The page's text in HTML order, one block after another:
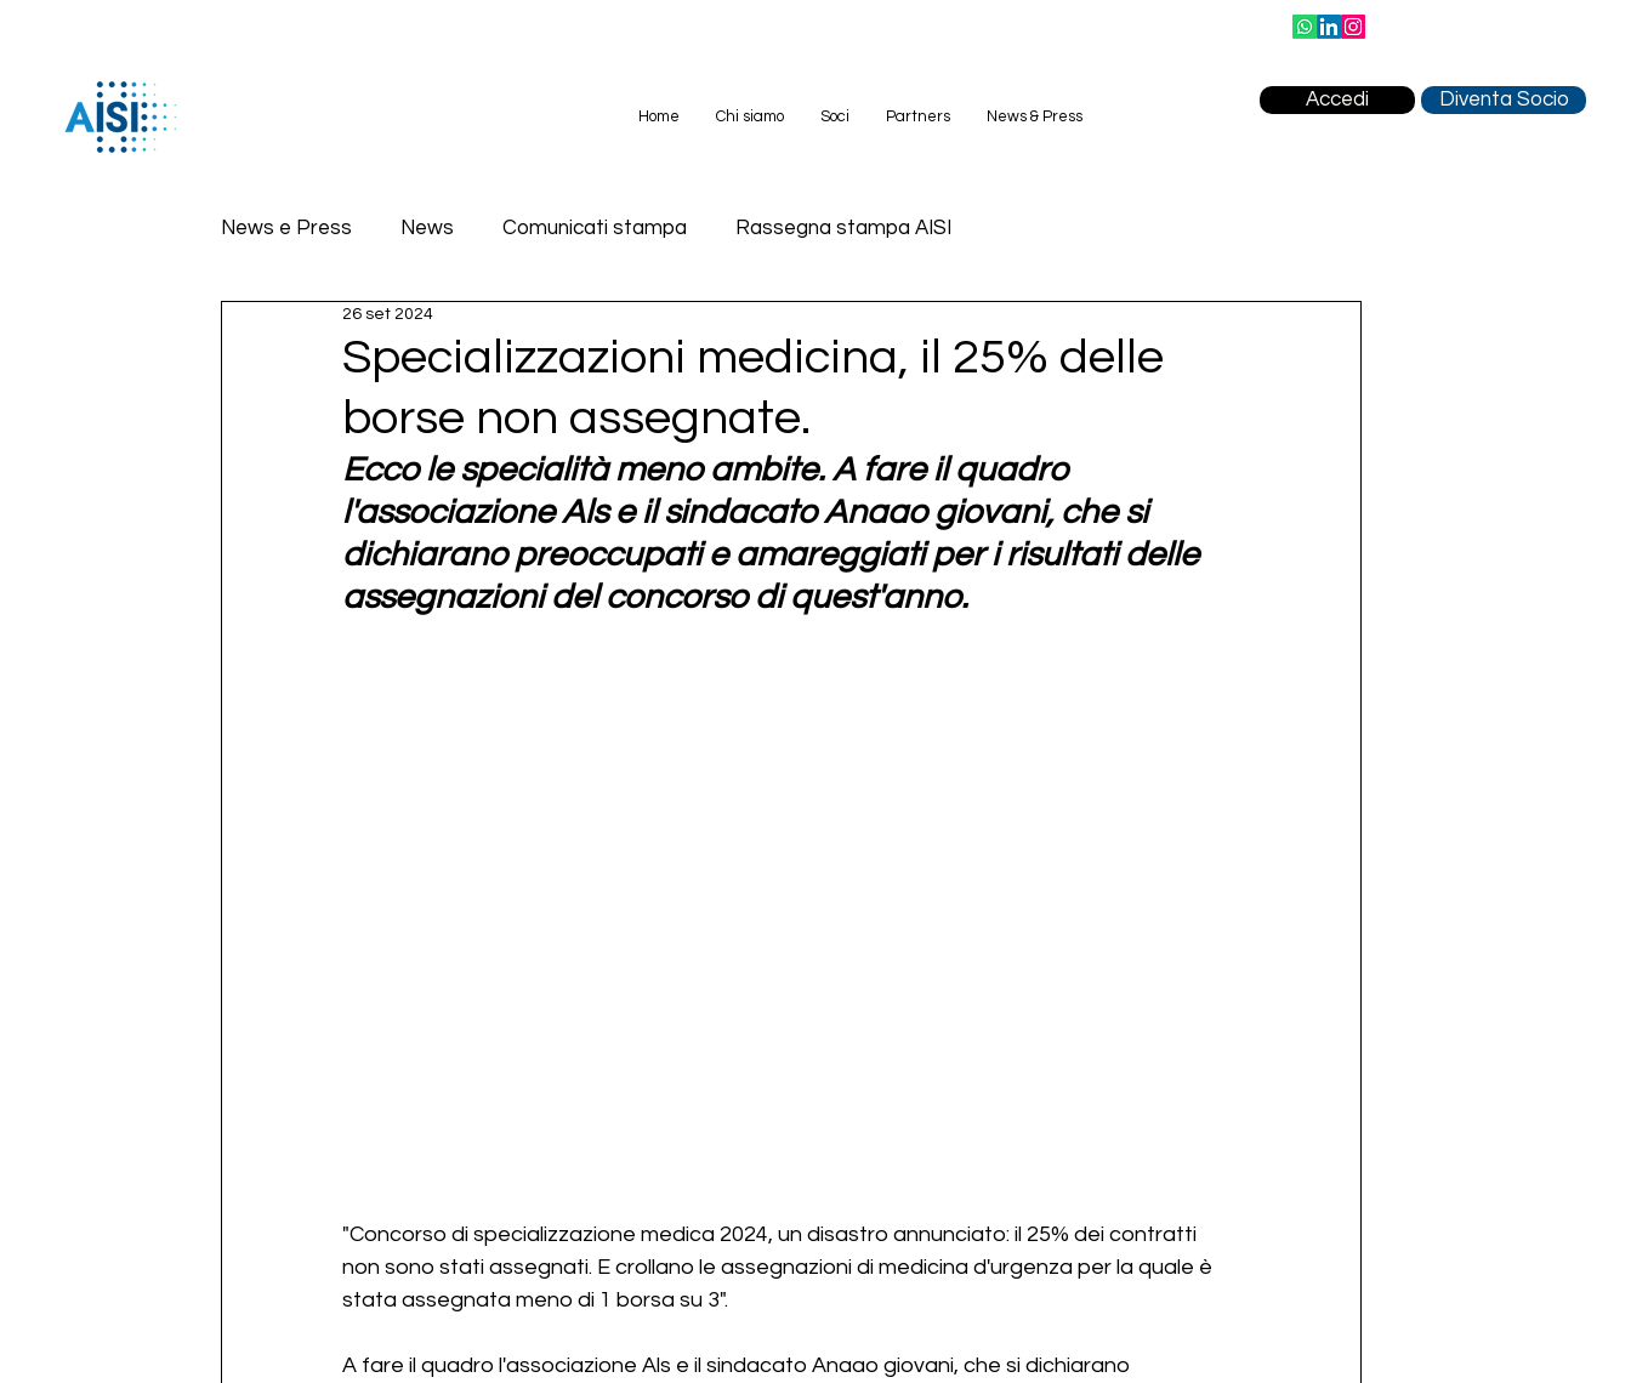
Home Chi siamo Soci Partners News & Press
Accedi Diventa Socio
News e Press News Comunicati stampa Rassegna stampa AISI
Specializzazioni medicina, il 25% delle
borse non assegnate.
26 set 2024
Ecco le specialità meno ambite. A fare il quadro
l'associazione Als e il sindacato Anaao giovani, che si
dichiarano preoccupati e amareggiati per i risultati delle
assegnazioni del concorso di quest'anno.
"Concorso di specializzazione medica 2024, un disastro annunciato: il 25% dei contratti
non sono stati assegnati. E crollano le assegnazioni di medicina d'urgenza per la quale è
stata assegnata meno di 1 borsa su 3".
A fare il quadro l'associazione Als e il sindacato Anaao giovani, che si dichiarano